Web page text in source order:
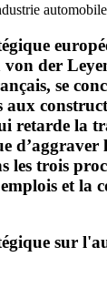
der
se
aux
retarde la
d’aggraver
les trois
et la
sur